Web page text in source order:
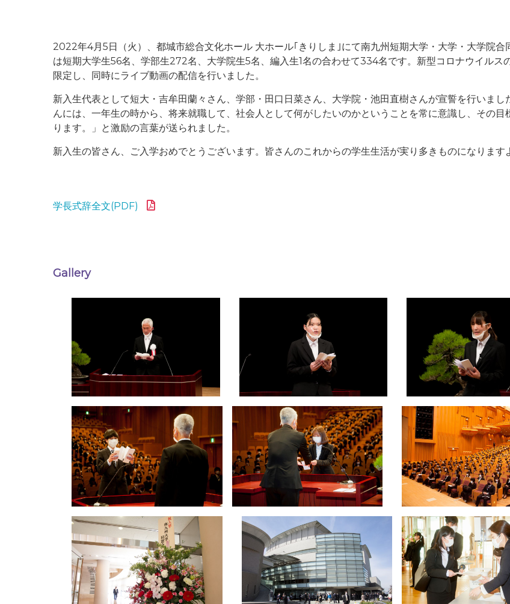
2022年4月5日（火）、都城市総合文化ホール 大ホール｢きりしま｣にて南九州短期大学・大学・大学院
は短期大学生56名、学部生272名、大学院生5名、編入生1名の合わせて334名です。新型コロナウイル
限定し、同時にライブ動画の配信を行いました。
新入生代表として短大・吉牟田蘭々さん、学部・田口日菜さん、大学院・池田直樹さんが宣誓を行いま
んには、一年生の時から、将来就職して、社会人として何がしたいのかということを常に意識し、その
ります。」と激励の言葉が送られました。
新入生の皆さん、ご入学おめでとうございます。皆さんのこれからの学生生活が実り多きものになります
学長式辞全文(PDF)
Gallery